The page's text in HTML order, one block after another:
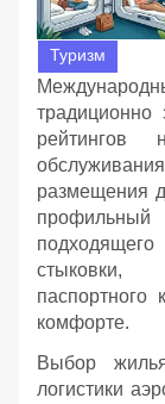
Туризм
традиционно
рейтингов
размещения
стыковки,
паспортного
комфорте.
Выбор
логистики